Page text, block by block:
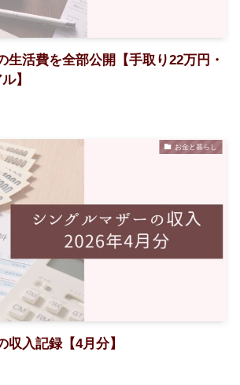
生活費を全部公開【手取り22万円・
】
お金と暮らし
収入記録【4月分】